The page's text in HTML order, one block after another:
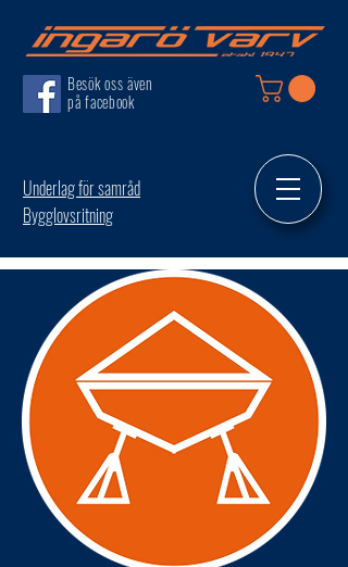
Besök oss även
på facebook
Underlag för samråd
Bygglovsritning